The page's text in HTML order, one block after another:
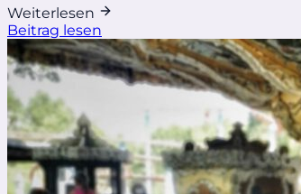
Weiterlesen
Beitrag lesen